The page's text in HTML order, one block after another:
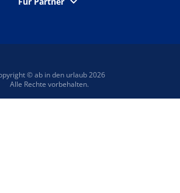
© ab in den urlaub 2026
Alle Rechte vorbehalten.